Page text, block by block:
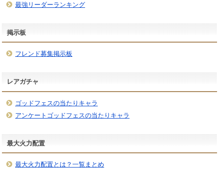
最強リーダーランキング
掲示板
フレンド募集掲示板
レアガチャ
ゴッドフェスの当たりキャラ
アンケートゴッドフェスの当たりキャラ
最大火力配置
最大火力配置とは？一覧まとめ